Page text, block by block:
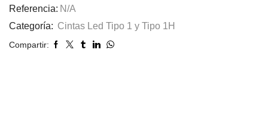
Referencia: N/A
Categoría: Cintas Led Tipo 1 y Tipo 1H
Compartir: